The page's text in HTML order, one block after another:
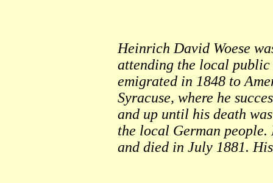
Heinrich David Woese
attending the local public
emigrated in 1848 to
Syracuse, where he
and up until his death
the local German
and died in July 1881.